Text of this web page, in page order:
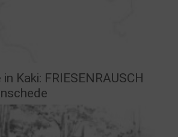
Kaki: FRIESENRAUSCH